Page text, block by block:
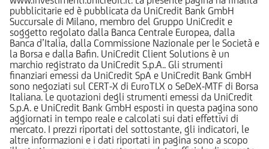
pubblicitarie ed è pubblicata da UniCredit Bank GmbH
Succursale di Milano, membro del Gruppo UniCredit e
soggetto regolato dalla Banca Centrale Europea, dalla
Banca d’Italia, dalla Commissione Nazionale per le Società e
la Borsa e dalla Bafin. UniCredit Client Solutions è un
marchio registrato da UniCredit S.p.A.. Gli strumenti
finanziari emessi da UniCredit SpA e UniCredit Bank GmbH
sono negoziati sul CERT-X di EuroTLX o SeDeX-MTF di Borsa
Italiana. Le quotazioni degli strumenti emessi da UniCredit
S.p.A. e UniCredit Bank GmbH esposti in questa pagina sono
aggiornati in tempo reale e calcolati sui dati effettivi di
mercato. I prezzi riportati del sottostante, gli indicatori, le
altre informazioni e i dati riportati in pagina sono a scopo